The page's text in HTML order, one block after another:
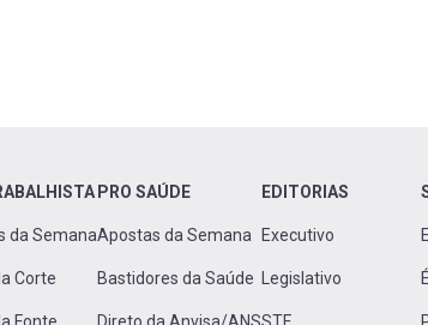
da Semana
Corte
PRO SAÚDE
Apostas da Semana
Bastidores da Saúde
EDITORIAS
Executivo
Legislativo